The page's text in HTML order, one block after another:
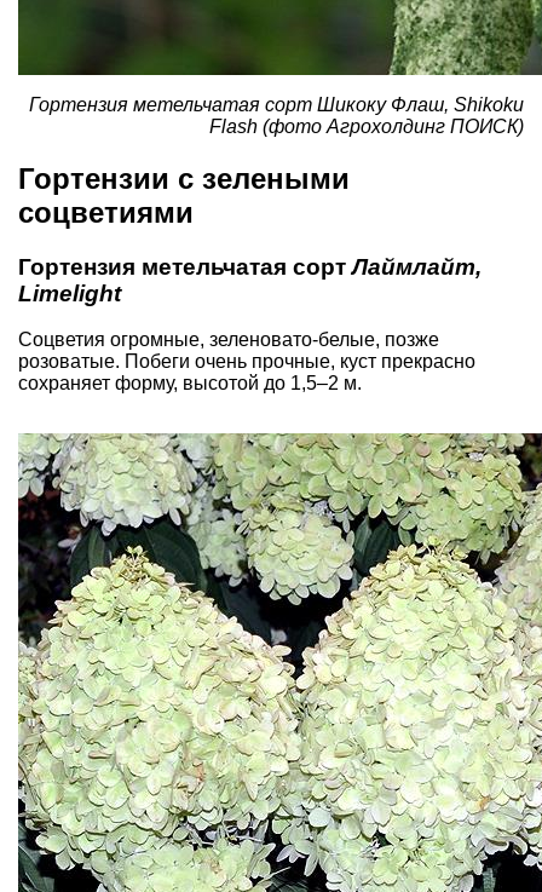
Гортензия метельчатая сорт Шикоку Флаш, Shikoku
Flash (фото Агрохолдинг ПОИСК)
Гортензии с зелеными
соцветиями
Гортензия метельчатая сортЛаймлайт,
Limelight
Соцветия огромные, зеленовато-белые, позже
розоватые. Побеги очень прочные, куст прекрасно
сохраняет форму, высотой до 1,5–2 м.